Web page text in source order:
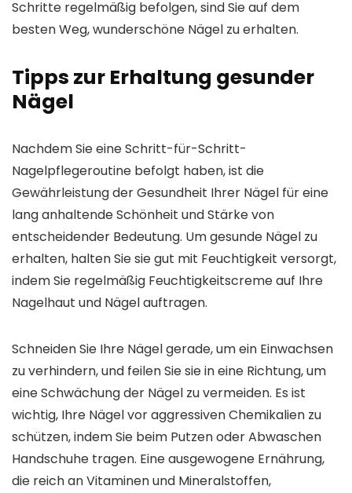
Schritte regelmäßig befolgen, sind Sie auf dem
besten Weg, wunderschöne Nägel zu erhalten.
Tipps zur Erhaltung gesunder
Nägel
Nachdem Sie eine Schritt-für-Schritt-
Nagelpflegeroutine befolgt haben, ist die
Gewährleistung der Gesundheit Ihrer Nägel für eine
lang anhaltende Schönheit und Stärke von
entscheidender Bedeutung. Um gesunde Nägel zu
erhalten, halten Sie sie gut mit Feuchtigkeit versorgt,
indem Sie regelmäßig Feuchtigkeitscreme auf Ihre
Nagelhaut und Nägel auftragen.
Schneiden Sie Ihre Nägel gerade, um ein Einwachsen
zu verhindern, und feilen Sie sie in eine Richtung, um
eine Schwächung der Nägel zu vermeiden. Es ist
wichtig, Ihre Nägel vor aggressiven Chemikalien zu
schützen, indem Sie beim Putzen oder Abwaschen
Handschuhe tragen. Eine ausgewogene Ernährung,
die reich an Vitaminen und Mineralstoffen,